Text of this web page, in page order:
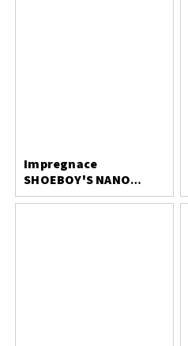
Impregnace
SHOEBOY'S NANO
PROTECT 400 ml